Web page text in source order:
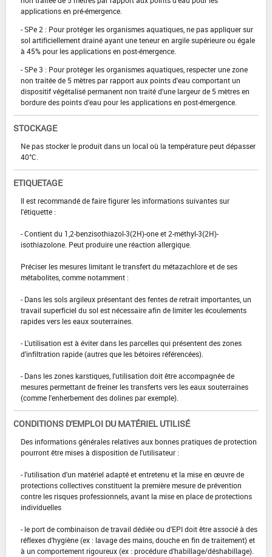
applications en pré-émergence.
- SPe 2 : Pour protéger les organismes aquatiques, ne pas appliquer sur
sol artificiellement drainé ayant une teneur en argile supérieure ou égale
à 45% pour les applications en post-émergence.
- SPe 3 : Pour protéger les organismes aquatiques, respecter une zone
non traitée de 5 mètres par rapport aux points d'eau comportant un
dispositif végétalisé permanent non traité d'une largeur de 5 mètres en
bordure des points d'eau pour les applications en post-émergence.
STOCKAGE
Ne pas stocker le produit dans un local où la température peut dépasser
40°C.
ETIQUETAGE
Il est recommandé de faire figurer les informations suivantes sur
l'étiquette :
- Contient du 1,2-benzisothiazol-3(2H)-one et 2-méthyl-3(2H)-
isothiazolone. Peut produire une réaction allergique.
Préciser les mesures limitant le transfert du métazachlore et de ses
métabolites, comme notamment :
- Dans les sols argileux présentant des fentes de retrait importantes, un
travail superficiel du sol est nécessaire afin de limiter les écoulements
rapides vers les eaux souterraines.
- L'utilisation est à éviter dans les parcelles qui présentent des zones
d'infiltration rapide (autres que les bétoires référencées).
- Dans les zones karstiques, l'utilisation doit être accompagnée de
mesures permettant de freiner les transferts vers les eaux souterraines
(comme l'enherbement des dolines par exemple).
CONDITIONS D'EMPLOI DU MATÉRIEL UTILISÉ
Des informations générales relatives aux bonnes pratiques de protection
pourront être mises à disposition de l'utilisateur :
- l'utilisation d'un matériel adapté et entretenu et la mise en œuvre de
protections collectives constituent la première mesure de prévention
contre les risques professionnels, avant la mise en place de protections
individuelles
- le port de combinaison de travail dédiée ou d'EPI doit être associé à des
réflexes d'hygiène (ex : lavage des mains, douche en fin de traitement) et
à un comportement rigoureux (ex : procédure d'habillage/déshabillage).